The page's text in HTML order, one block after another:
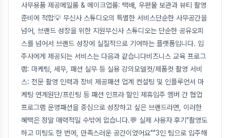
사무용품 제공메일룸 & 메이크업룸: 택배, 우편물 보관과 뷰티 촬영
준비에 적합💡 무신사 스튜디오의 특별한 서비스단순한 사무공간을
넘어, 브랜드 성장을 위한 지원무신사 스튜디오는 단순한 공유오피
스를 넘어서 브랜드 성장에 실질적으로 기여하는 플랫폼입니다. 입
주사에게 제공되는 서비스는 다음과 같습니다비즈니스 교육 프로그
램: 마케팅, 세무, 패션 실무 등 실용 강의모델컷/제품컷 촬영 서비
스: 전문 촬영 인력과 장비 제공패션 업계 컨설팅 및 인플루언서 마
케팅 연계원단/프린팅 등 패션 인프라 할인 제휴입주 멤버 간 협업
프로그램 운영패션을 중심으로 성장하고 싶은 브랜드라면, 이러한
혜택은 정말 매력적일 수밖에 없습니다.💬 실제 사용자 후기"촬영도
하고 미팅도 한 번에, 만족스러운 공간이었어요""3인 팀으로 입주해